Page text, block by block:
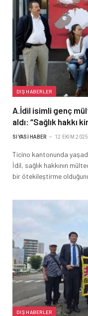
DIŞ HABERLER
A.İdil isimli genç
aldı: “Sağlık hakkı
SIYASI HABER 12 EKIM 2025
Ticino kantonunda
İdil, sağlık hakkının
bir ötekileştirme
DIŞ HABERLER